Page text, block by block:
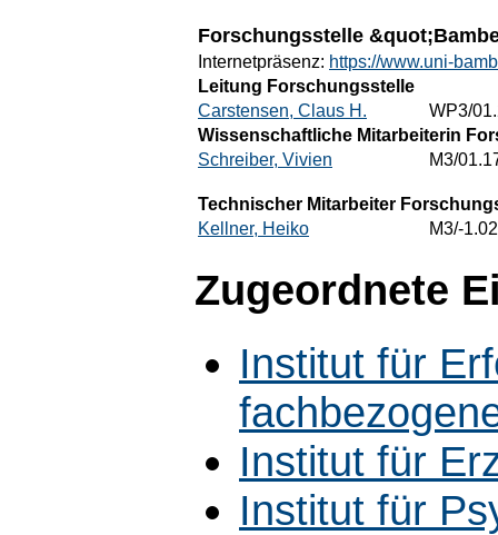
Forschungsstelle
Internetpräsenz: https://www.uni-
Leitung Forschungsstelle
Carstensen, Claus H.
WP3/
Wissenschaftliche Mitarbeiterin
Schreiber, Vivien
M3/
Technischer Mitarbeiter
Kellner, Heiko
M3/-1.02
Zugeordnete
Institut für
Institut für
Institut für